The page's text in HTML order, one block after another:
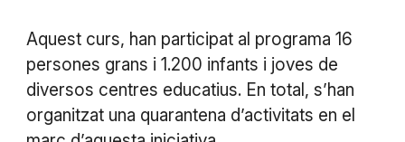
Aquest curs, han participat al programa 16
persones grans i 1.200 infants i joves de
diversos centres educatius. En total, s’han
organitzat una quarantena d’activitats en el